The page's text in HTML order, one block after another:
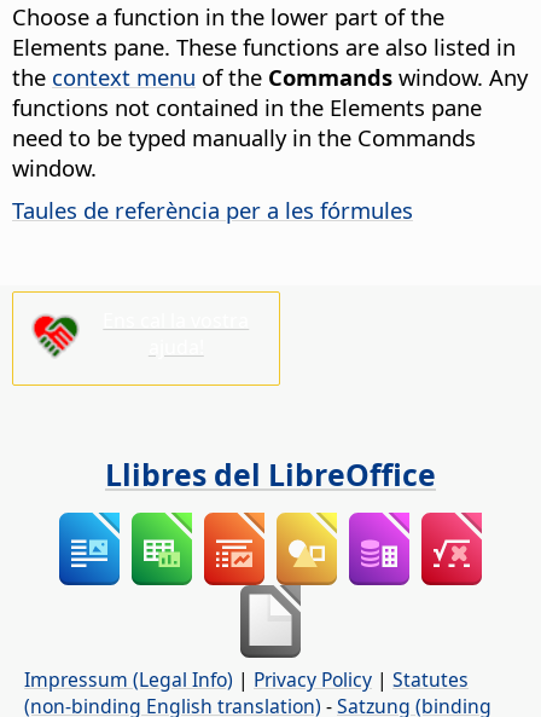
Choose a function in the lower part of the
Elements pane. These functions are also listed in
the context menu of the Commands window. Any
functions not contained in the Elements pane
need to be typed manually in the Commands
window.
Taules de referència per a les fórmules
Llibres del LibreOffice
Impressum (Legal Info) | Privacy Policy | Statutes
(non-binding English translation) -Satzung (binding